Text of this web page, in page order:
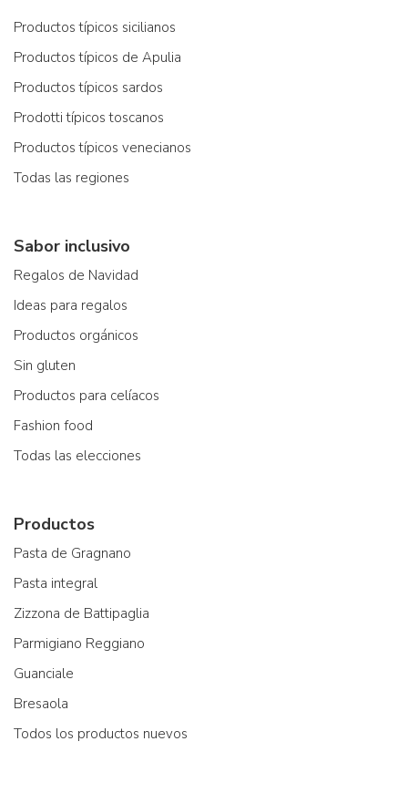
Productos típicos sicilianos
Productos típicos de Apulia
Productos típicos sardos
Prodotti típicos toscanos
Productos típicos venecianos
Todas las regiones
Sabor inclusivo
Regalos de Navidad
Ideas para regalos
Productos orgánicos
Sin gluten
Productos para celíacos
Fashion food
Todas las elecciones
Productos
Pasta de Gragnano
Pasta integral
Zizzona de Battipaglia
Parmigiano Reggiano
Guanciale
Bresaola
Todos los productos nuevos